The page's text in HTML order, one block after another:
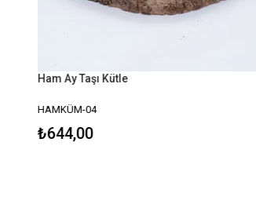
Ham Ay Taşı Kütle
HAMKÜM-04
₺644,00